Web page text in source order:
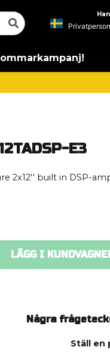
E3
2x12'' built in DSP-
LÄGG I
Några
Ställ en